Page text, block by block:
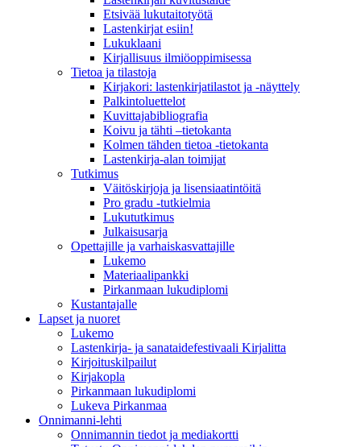
Etsivää lukutaitotyötä
Lastenkirjat esiin!
Lukuklaani
Kirjallisuus ilmiöoppimisessa
Tietoa ja tilastoja
Kirjakori: lastenkirjatilastot ja -näyttely
Palkintoluettelot
Kuvittaja­bibliografia
Koivu ja tähti –tietokanta
Kolmen tähden tietoa -tietokanta
Lastenkirja-alan toimijat
Tutkimus
Väitöskirjoja ja lisensiaatintöitä
Pro gradu -tutkielmia
Lukututkimus
Julkaisusarja
Opettajille ja varhaiskasvattajille
Lukemo
Materiaalipankki
Pirkanmaan lukudiplomi
Kustantajalle
Lapset ja nuoret
Lukemo
Lastenkirja- ja sanataidefestivaali Kirjalitta
Kirjoituskilpailut
Kirjakopla
Pirkanmaan lukudiplomi
Lukeva Pirkanmaa
Onnimanni-lehti
Onnimannin tiedot ja mediakortti